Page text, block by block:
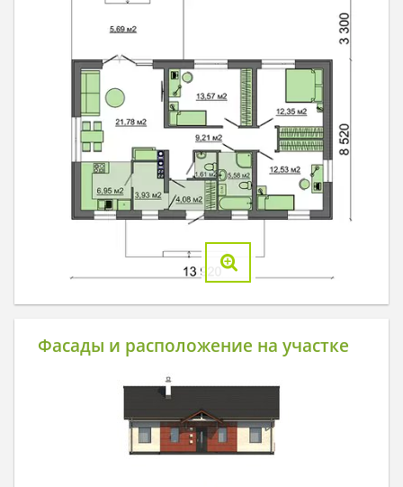
Фасады и расположение на участке